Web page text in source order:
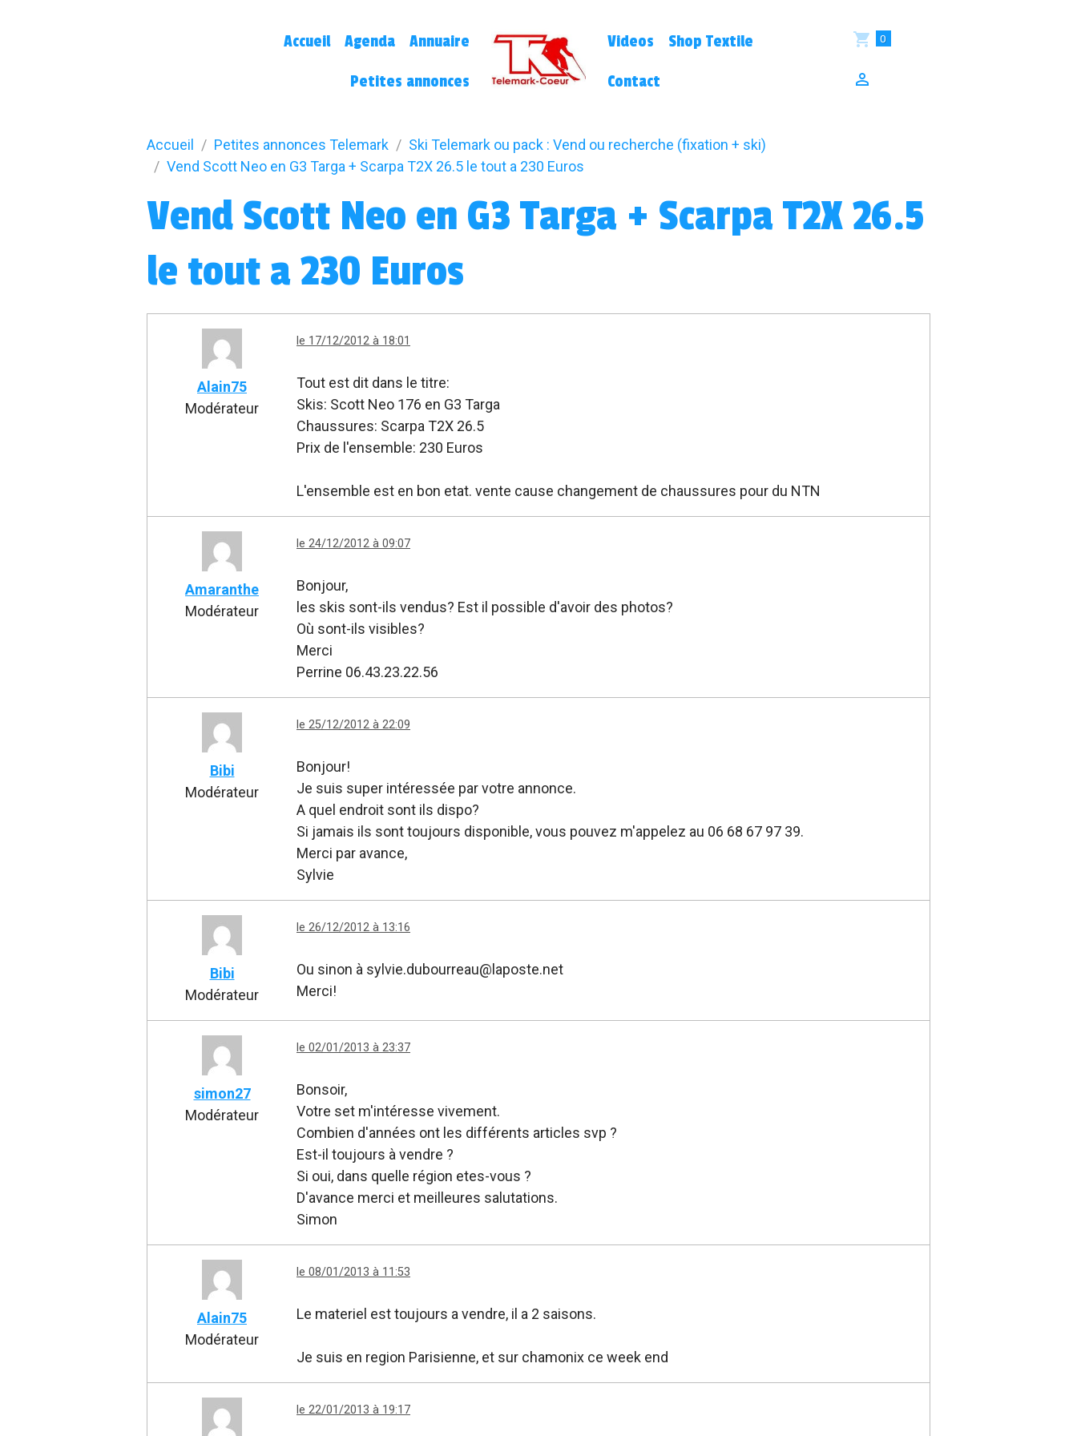
Accueil Agenda Annuaire
Petites annonces
Videos Shop Textile
Contact
0
Accueil Petites annonces Telemark
Ski Telemark ou pack : Vend ou recherche (fixation + ski)
Vend Scott Neo en G3 Targa + Scarpa T2X 26.5 le tout a 230 Euros
Vend Scott Neo en G3 Targa + Scarpa T2X 26.5
le tout a 230 Euros
Alain75
Modérateur
le 17/12/2012 à 18:01
Tout est dit dans le titre:
Skis: Scott Neo 176 en G3 Targa
Chaussures: Scarpa T2X 26.5
Prix de l'ensemble: 230 Euros
L'ensemble est en bon etat. vente cause changement de chaussures pour du NTN
Amaranthe
Modérateur
le 24/12/2012 à 09:07
Bonjour,
les skis sont-ils vendus? Est il possible d'avoir des photos?
Où sont-ils visibles?
Merci
Perrine 06.43.23.22.56
Bibi
Modérateur
le 25/12/2012 à 22:09
Bonjour!
Je suis super intéressée par votre annonce.
A quel endroit sont ils dispo?
Si jamais ils sont toujours disponible, vous pouvez m'appelez au 06 68 67 97 39.
Merci par avance,
Sylvie
Bibi
Modérateur
le 26/12/2012 à 13:16
Ou sinon à sylvie.dubourreau@laposte.net
Merci!
simon27
Modérateur
le 02/01/2013 à 23:37
Bonsoir,
Votre set m'intéresse vivement.
Combien d'années ont les différents articles svp ?
Est-il toujours à vendre ?
Si oui, dans quelle région etes-vous ?
D'avance merci et meilleures salutations.
Simon
Alain75
Modérateur
le 08/01/2013 à 11:53
Le materiel est toujours a vendre, il a 2 saisons.
Je suis en region Parisienne, et sur chamonix ce week end
le 22/01/2013 à 19:17